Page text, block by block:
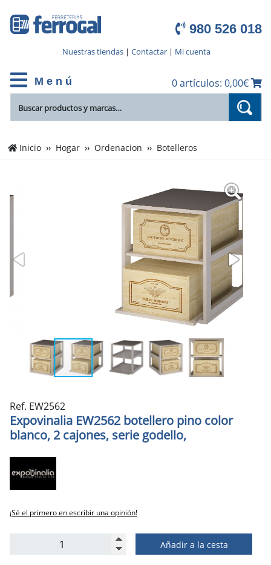
980 526 018
Nuestras tiendas| Contactar| Mi cuenta
M e n ú 0 artículos: 0,00€
Inicio Hogar Ordenacion Botelleros
Ref. EW2562
Expovinalia EW2562 botellero pino color
blanco, 2 cajones, serie godello,
¡Sé el primero en escribir una opinión!
Añadir a la cesta